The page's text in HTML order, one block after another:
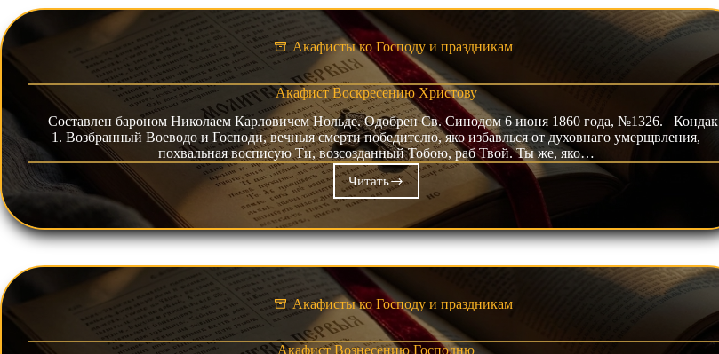
Акафисты ко Господу и праздникам
Акафист Воскресению Христову
Составлен бароном Николаем Карловичем Нольде. Одобрен Св. Синодом 6 июня 1860 года, №1326. Кондак
1. Возбранный Воеводо и Господи, вечныя смерти победителю, яко избавлься от духовнаго умерщвления,
похвальная восписую Ти, возсозданный Тобою, раб Твой. Ты же, яко…
ЧитатьАкафист
Воскресению
Христову
Акафисты ко Господу и праздникам
Акафист Вознесению Господню